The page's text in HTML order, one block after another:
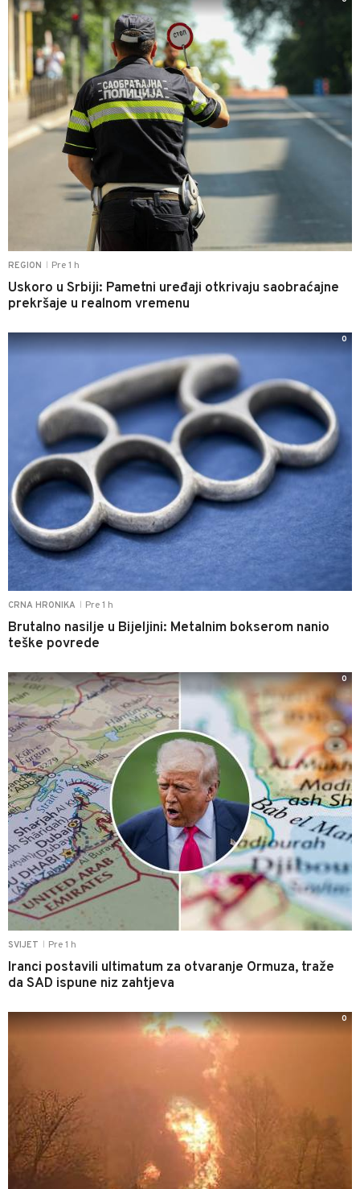
REGION Pre 1 h
Uskoro u Srbiji: Pametni uređaji otkrivaju saobraćajne
prekršaje u realnom vremenu
CRNA HRONIKA Pre 1 h
Brutalno nasilje u Bijeljini: Metalnim bokserom nanio
teške povrede
0
SVIJET Pre 1 h
Iranci postavili ultimatum za otvaranje Ormuza, traže
da SAD ispune niz zahtjeva
0
0